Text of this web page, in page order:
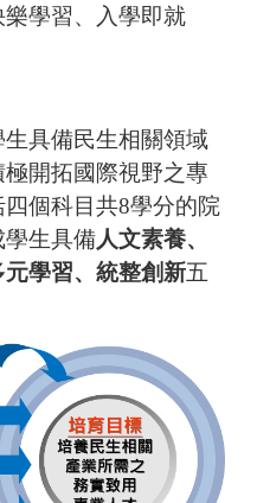
學習、入學即就
具備民生相關領域
開拓國際視野之專
個科目共8學分的院
學生具備人文素養、
學習、統整創新五